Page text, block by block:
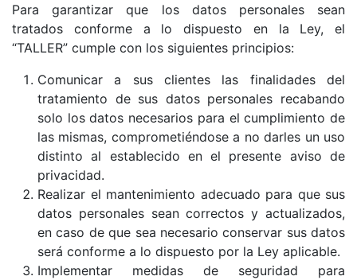
Para garantizar que los datos personales sean
tratados conforme a lo dispuesto en la Ley, el
“TALLER” cumple con los siguientes principios:
Comunicar a sus clientes las finalidades del
tratamiento de sus datos personales recabando
solo los datos necesarios para el cumplimiento de
las mismas, comprometiéndose a no darles un uso
distinto al establecido en el presente aviso de
privacidad.
Realizar el mantenimiento adecuado para que sus
datos personales sean correctos y actualizados,
en caso de que sea necesario conservar sus datos
será conforme a lo dispuesto por la Ley aplicable.
Implementar medidas de seguridad para